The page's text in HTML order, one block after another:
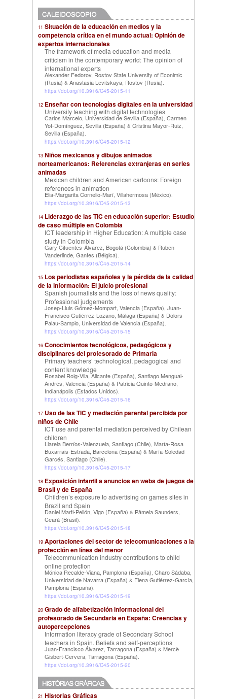
11 Situación de la educación en medios y la
competencia crítica en el mundo actual: Opinión de
expertos internacionales
The framework of media education and media
criticism in the contemporary world: The opinion of
international experts
Alexander Fedorov, Rostov State University of Econimic
(Rusia) & Anastasia Levitskaya, Rostov (Rusia).
https://doi.org/10.3916/C45-2015-11
12 Enseñar con tecnologías digitales en la universidad
University teaching with digital technologies
Carlos Marcelo, Universidad de Sevilla (España), Carmen
Yot-Domínguez, Sevilla (España) & Cristina Mayor-Ruiz,
Sevilla (España).
https://doi.org/10.3916/C45-2015-12
13 Niños mexicanos y dibujos animados
norteamericanos: Referencias extranjeras en series
animadas
Mexican children and American cartoons: Foreign
references in animation
Elia-Margarita Cornelio-Marí, Villahermosa (México).
https://doi.org/10.3916/C45-2015-13
14 Liderazgo de las TIC en educación superior: Estudio
de caso múltiple en Colombia
ICT leadership in Higher Education: A multiple case
study in Colombia
Gary Cifuentes-Álvarez, Bogotá (Colombia) & Ruben
Vanderlinde, Gantes (Bélgica).
https://doi.org/10.3916/C45-2015-14
15 Los periodistas españoles y la pérdida de la calidad
de la información: El juicio profesional
Spanish journalists and the loss of news quality:
Professional judgements
Josep-Lluis Gómez-Mompart, Valencia (España), Juan-
Francisco Gutiérrez-Lozano, Málaga (España) & Dolors
Palau-Sampio, Universidad de Valencia (España).
https://doi.org/10.3916/C45-2015-15
16 Conocimientos tecnológicos, pedagógicos y
disciplinares del profesorado de Primaria
Primary teachers’ technological, pedagogical and
content knowledge
Rosabel Roig-Vila, Alicante (España), Santiago Mengual-
Andrés, Valencia (España) & Patricia Quinto-Medrano,
Indianápolis (Estados Unidos).
https://doi.org/10.3916/C45-2015-16
17 Uso de las TIC y mediación parental percibida por
niños de Chile
ICT use and parental mediation perceived by Chilean
children
Llarela Berríos-Valenzuela, Santiago (Chile), María-Rosa
Buxarrais-Estrada, Barcelona (España) & María-Soledad
Garcés, Santiago (Chile).
https://doi.org/10.3916/C45-2015-17
18 Exposición infantil a anuncios en webs de juegos de
Brasil y de España
Children’s exposure to advertising on games sites in
Brazil and Spain
Daniel Marti-Pellón, Vigo (España) & Pâmela Saunders,
Ceará (Brasil).
https://doi.org/10.3916/C45-2015-18
19 Aportaciones del sector de telecomunicaciones a la
protección en línea del menor
Telecommunication industry contributions to child
online protection
Mónica Recalde-Viana, Pamplona (España), Charo Sádaba,
Universidad de Navarra (España) & Elena Gutiérrez-García,
Pamplona (España).
https://doi.org/10.3916/C45-2015-19
20 Grado de alfabetización informacional del
profesorado de Secundaria en España: Creencias y
autopercepciones
Information literacy grade of Secondary School
teachers in Spain. Beliefs and self-perceptions
Juan-Francisco Álvarez, Tarragona (España) & Mercè
Gisbert-Cervera, Tarragona (España).
https://doi.org/10.3916/C45-2015-20
21 Historias Gráficas